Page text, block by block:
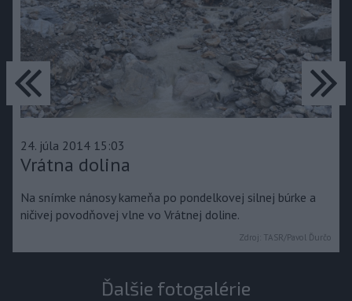
24. júla 2014 15:03
Vrátna dolina
Na snímke nánosy kameňa po pondelkovej silnej búrke a
ničivej povodňovej vlne vo Vrátnej doline.
Zdroj: TASR/Pavol Ďurčo
predchádzajúce
Ďalšie fotogalérie